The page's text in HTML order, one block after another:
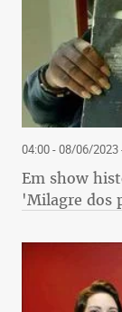
04:00 - 08/06/2023
Em show
'Milagre dos